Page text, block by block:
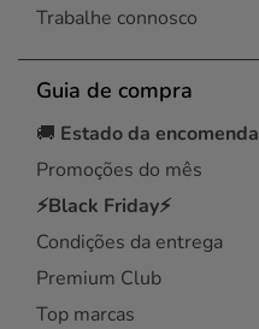
Trabalhe connosco
Guia de compra
🚚 Estado da encomenda
Promoções do mês
⚡Black Friday⚡
Condições da entrega
Premium Club
Top marcas